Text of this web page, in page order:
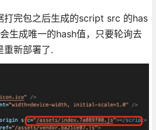
打完包之后生成的script src 的has
生成唯一的hash值，只要轮询去
重新部署了.